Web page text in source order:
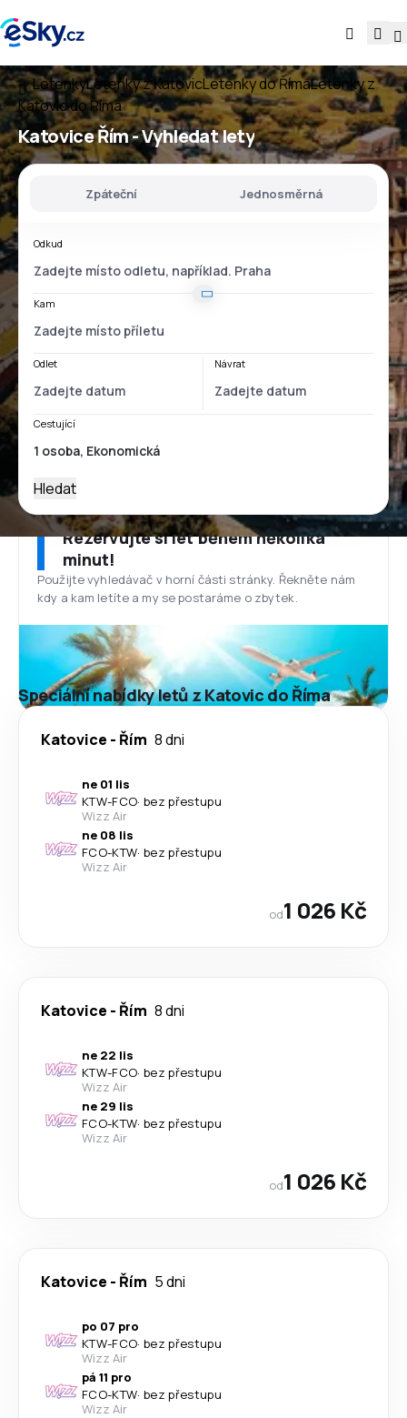
LetenkyLetenky z KatovicLetenky do ŘímaLetenky z
Katovic do Říma
Katovice Řím- Vyhledat lety
Zpáteční Jednosměrná
Odkud
Kam
Odlet Návrat
Cestující
Hledat
Rezervujte si let během několika
minut!
Použijte vyhledávač v horní části stránky. Řekněte nám
kdy a kam letíte a my se postaráme o zbytek.
Speciální nabídky letů z Katovic do Říma
Katovice - Řím 8 dni
ne 01 lis
KTW-FCO· bez přestupu
Wizz Air
ne 08 lis
FCO-KTW· bez přestupu
Wizz Air
od1 026 Kč
Katovice - Řím 8 dni
ne 22 lis
KTW-FCO· bez přestupu
Wizz Air
ne 29 lis
FCO-KTW· bez přestupu
Wizz Air
od1 026 Kč
Katovice - Řím 5 dni
po 07 pro
KTW-FCO· bez přestupu
Wizz Air
pá 11 pro
FCO-KTW· bez přestupu
Wizz Air